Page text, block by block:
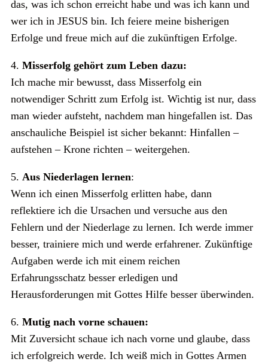
das, was ich schon erreicht habe und was ich kann und
wer ich in JESUS bin. Ich feiere meine bisherigen
Erfolge und freue mich auf die zukünftigen Erfolge.
4. Misserfolg gehört zum Leben dazu:
Ich mache mir bewusst, dass Misserfolg ein
notwendiger Schritt zum Erfolg ist. Wichtig ist nur, dass
man wieder aufsteht, nachdem man hingefallen ist. Das
anschauliche Beispiel ist sicher bekannt: Hinfallen –
aufstehen – Krone richten – weitergehen.
5. Aus Niederlagen lernen:
Wenn ich einen Misserfolg erlitten habe, dann
reflektiere ich die Ursachen und versuche aus den
Fehlern und der Niederlage zu lernen. Ich werde immer
besser, trainiere mich und werde erfahrener. Zukünftige
Aufgaben werde ich mit einem reichen
Erfahrungsschatz besser erledigen und
Herausforderungen mit Gottes Hilfe besser überwinden.
6. Mutig nach vorne schauen:
Mit Zuversicht schaue ich nach vorne und glaube, dass
ich erfolgreich werde. Ich weiß mich in Gottes Armen